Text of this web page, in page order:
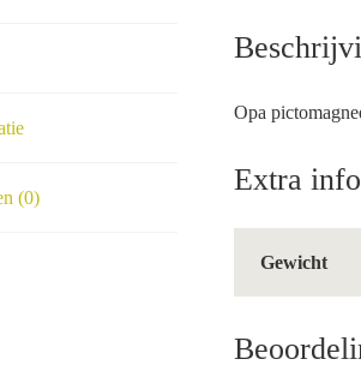
(0)
Opa
Extra
Gewicht